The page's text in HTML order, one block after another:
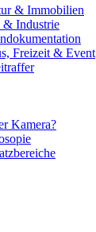
& Immobilien
& Industrie
Freizeit & Event
Kamera?